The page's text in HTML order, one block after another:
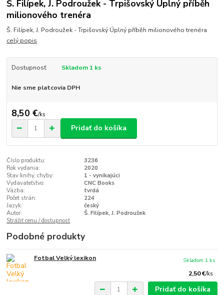
Š. Filípek, J. Podroužek - Trpišovský Úplný příběh
milionového trenéra
Š. Filípek, J. Podroužek - Trpišovský Úplný příběh milionového trenéra
celý popis
Dostupnosť Skladom 1 ks
Nie sme platcovia DPH
8,50 €/ks
Pridať do košíka
Číslo produktu:
3236
Rok vydania:
2020
Stav knihy, chyby:
1 - vynikajúci
Vydavateľstvo:
CNC Books
Väzba:
tvrdá
Počet strán:
224
Jazyk:
český
Autor:
Š. Filípek, J. Podroužek
Strážiť cenu / dostupnosť
Podobné produkty
Fotbal Velký lexikon
2,50 €/ks
Skladom 1 ks
Pridať do košíka